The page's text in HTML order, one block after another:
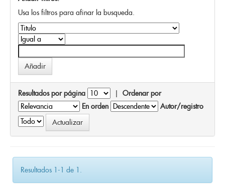
Usa los filtros para afinar la busqueda.
Resultados por página | Ordenar por
En orden
Autor/registro
Resultados 1-1 de 1.